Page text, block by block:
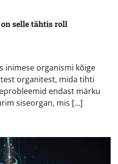
selle tähtis roll
inimese organismi kõige
organitest, mida tihti
endast märku
siseorgan, mis […]